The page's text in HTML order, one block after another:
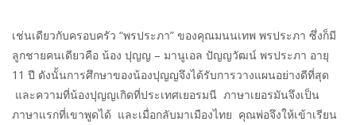
เช่นเดียวกับครอบครัว “พรประภา” ของคุณมนนเทพ พรประภา ซึ่งก็มี
ลูกชายคนเดียวคือ น้อง ปุญญ – มานูเอล ปัญญวัฒน์ พรประภา อายุ
11 ปี ดังนั้นการศึกษาของน้องปุญญจึงได้รับการวางแผนอย่างดีที่สุด
และความที่น้องปุญญเกิดที่ประเทศเยอรมนี ภาษาเยอรมันจึงเป็น
ภาษาแรกที่เขาพูดได้ และเมื่อกลับมาเมืองไทย คุณพ่อจึงให้เข้าเรียน